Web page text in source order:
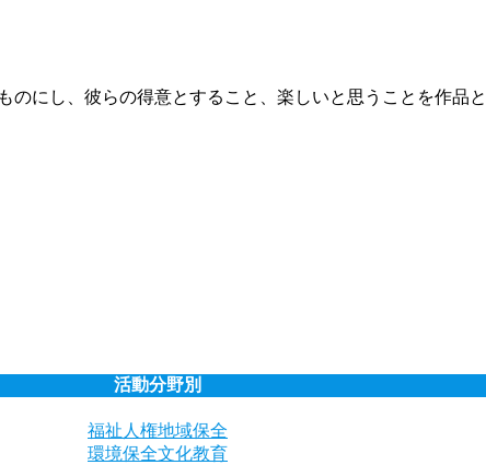
にし、彼らの得意とすること、楽しいと思うことを作品
活動分野別
福祉人権地域保全
環境保全文化教育